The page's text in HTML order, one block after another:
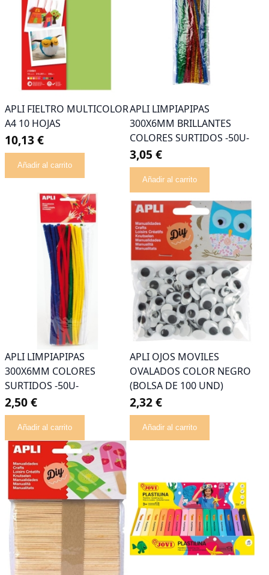
APLI FIELTRO MULTICOLOR
A4 10 HOJAS
10,13 €
Añadir al carrito
APLI LIMPIAPIPAS
300X6MM BRILLANTES
COLORES SURTIDOS -50U-
3,05 €
Añadir al carrito
APLI LIMPIAPIPAS
300X6MM COLORES
SURTIDOS -50U-
2,50 €
Añadir al carrito
APLI OJOS MOVILES
OVALADOS COLOR NEGRO
(BOLSA DE 100 UND)
2,32 €
Añadir al carrito